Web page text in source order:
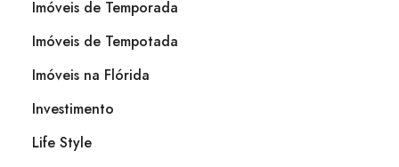
Imóveis de Temporada
Imóveis de Tempotada
Imóveis na Flórida
Investimento
Life Style